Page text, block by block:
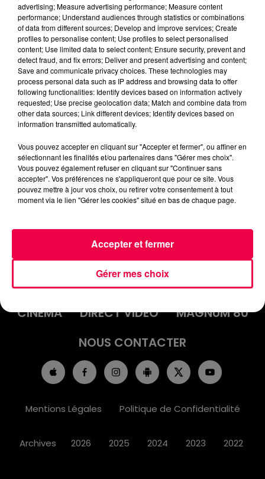
Flash infos
Crédit :Flash infos
INFOS
AGENDA
JEUX
PODCASTS
CINÉMA
DIRECT VIDÉO
MAGNUM 80
NOUS CONTACTER
Mentions Légales Politique de Confidentialité
Archives 2026 2025 2024 2023 2022
advertising; Measure advertising performance; Measure content
performance; Understand audiences through statistics or combinations
of data from different sources; Develop and improve services; Create
profiles to personalise content; Use profiles to select personalised
content; Use limited data to select content; Ensure security, prevent and
detect fraud, and fix errors; Deliver and present advertising and content;
Save and communicate privacy choices. These technologies may
process personal data such as IP address and browsing data to offer
following functionalities: Identify devices based on information actively
requested; Use precise geolocation data; Match and combine data from
other data sources; Link different devices; Identify devices based on
information transmitted automatically.
Vous pouvez accepter en cliquant sur "Accepter et fermer", ou affiner en
sélectionnant les finalités et/ou partenaires dans "Gérer mes choix".
Vous pouvez également refuser en cliquant sur "Continuer sans
accepter". Vos préférences ne s'appliqueront que pour ce site. Vous
pouvez mettre à jour vos choix, ou retirer votre consentement à tout
moment via le lien "Gérer les cookies" situé en bas de chaque page.
Gérer mes choix
Accepter et fermer